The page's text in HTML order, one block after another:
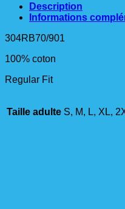
Description
Informations
304RB70/901
100% coton
Regular Fit
Taille adulte S, M, L, XL,